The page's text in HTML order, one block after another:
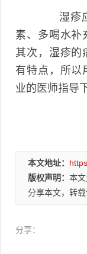
湿疹应
素、多喝水补
其次，湿疹的
有特点，所以
业的医师指导
本文地址：
版权声明： 本
分享本文，转载
分享：